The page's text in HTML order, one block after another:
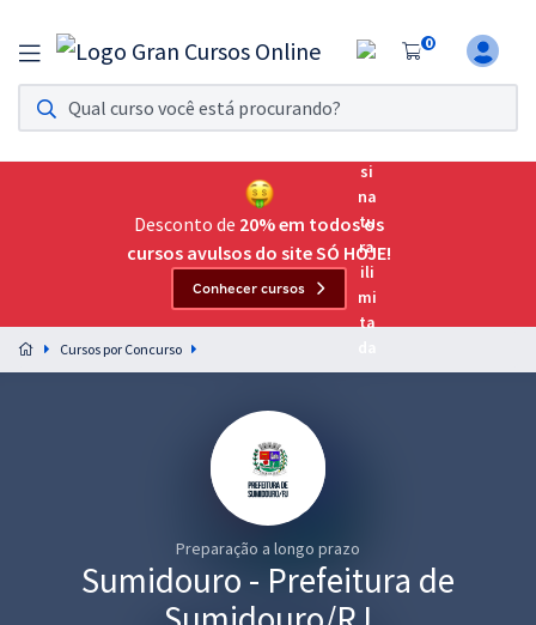
0
Assinatura Ilimitada 11
Acesso a todos os cursos. Teste grátis por 7 dias!
Assinatura OAB Até Passar
Acesso ilimitado a toda preparação para o Exame da
Preparação completa e intensiva para as principais
residências em saúde do Brasil
Desconto de 20% em todos os
cursos avulsos do site SÓ HOJE!
Conhecer cursos
Cursos por Concurso
Preparação a longo prazo
Sumidouro - Prefeitura de